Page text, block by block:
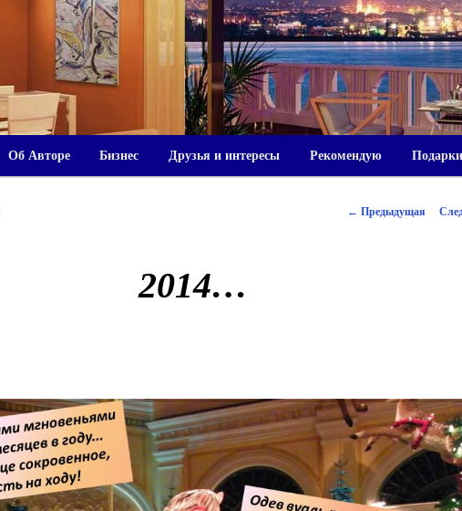
Об Авторе Бизнес Друзья и интересы Рекомендую Подарки
Навигация по
← Предыдущая
2014…